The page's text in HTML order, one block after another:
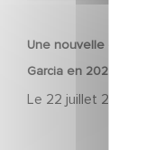
Une nouvelle
Garcia en 2027 !
Le 22 juillet 2026